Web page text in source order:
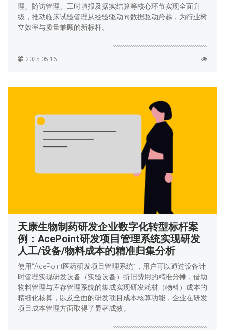
理、随访管理、工时填报及据实结算等核心环节实现全面升
级，推动临床试验管理从经验驱动向数据驱动跨越，为行业树
立效率与质量兼顾的新标杆。
2025-05-16
天康生物制药研发企业数字化转型标杆案
例：AcePoint研发项目管理系统实现研发
人工/设备/物料成本的精准归集分析
使用“AcePoint医药研发项目管理系统”，用户可以通过设备计
时管理实现研发设备（实验设备）折旧费用的精准分摊，借助
物料管理与库存管理系统的集成实现研发耗材（物料）成本的
精细化核算，以及全面的研发项目成本核算功能，企业在研发
项目成本管理方面取得了显著成效。